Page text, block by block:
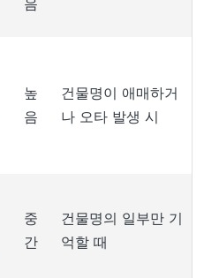
높
음
건물명이 애매하거
나 오타 발생 시
중
간
건물명의 일부만 기
억할 때